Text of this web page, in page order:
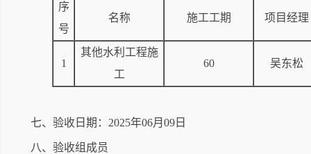
序
号
名称 施工工期 项目经理
1
其他水利工程施
工
60 吴东松
七、验收日期：2025年06月09日
八、验收组成员